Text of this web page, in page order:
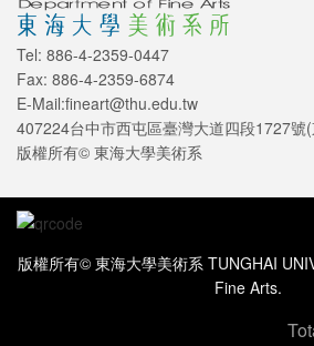
Tel: 886-4-2359-0447
Fax: 886-4-2359-6874
E-Mail:fineart@thu.edu.tw
407224台中市西屯區臺灣大道四段1727號
版權所有© 東海大學美術系
版權所有© 東海大學美術系 TUNGHAI
Fine Arts.